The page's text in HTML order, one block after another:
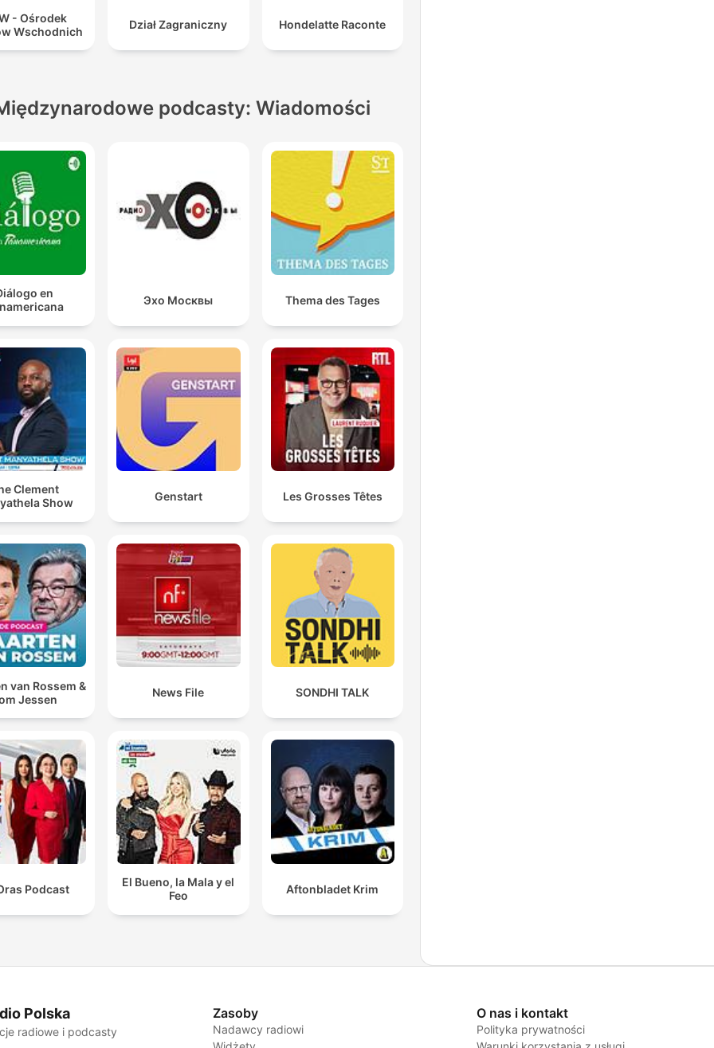
- Ośrodek
Wschodnich
Dział Zagraniczny Hondelatte Raconte
podcasty: Wiadomości
en
Эхо Москвы Thema des Tages
Clement
Show
Genstart Les Grosses Têtes
van Rossem &
Jessen
News File SONDHI TALK
Podcast
El Bueno, la Mala y el
Feo
Aftonbladet Krim
Polska
radiowe i podcasty
Zasoby
Nadawcy radiowi
O nas i kontakt
Polityka prywatności